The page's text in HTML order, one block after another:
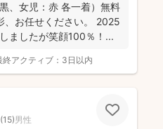
、女児：赤 各一着）無料
、お任せください。 2025
ましたが笑顔100％！...
終アクティブ： 3日以内
(15)男性